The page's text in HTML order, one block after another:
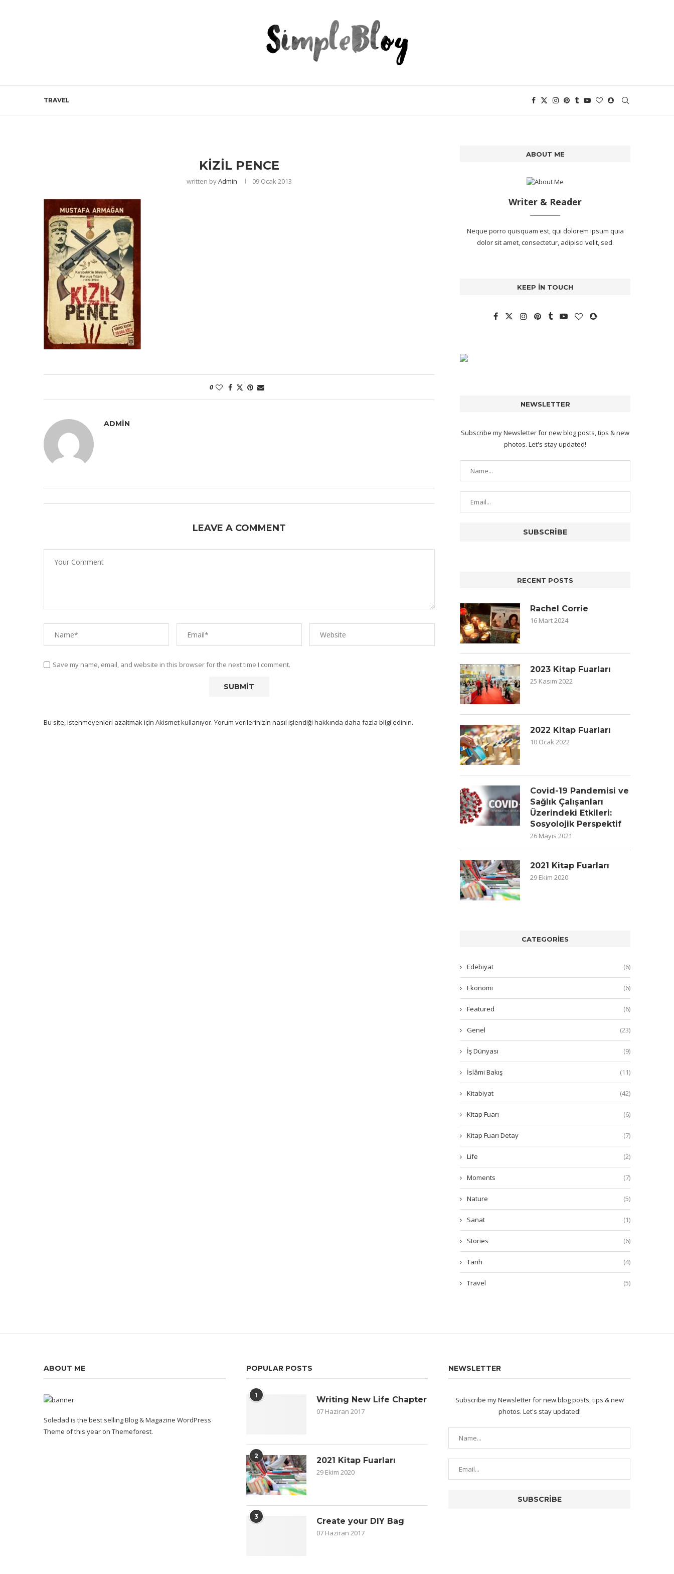
TRAVEL
KIZIL PENCE
written byAdmin 09 Ocak 2013
0
ADMIN
LEAVE A COMMENT
Save my name, email, and website in this browser for the next time I comment.
Bu site, istenmeyenleri azaltmak için Akismet kullanıyor. Yorum verilerinizin nasıl işlendiği hakkında daha fazla bilgi edinin.
ABOUT ME
Writer & Reader
Neque porro quisquam est, qui dolorem ipsum quia
dolor sit amet, consectetur, adipisci velit, sed.
KEEP IN TOUCH
NEWSLETTER
Subscribe my Newsletter for new blog posts, tips & new
photos. Let's stay updated!
RECENT POSTS
Rachel Corrie
16 Mart 2024
2023 Kitap Fuarları
25 Kasım 2022
2022 Kitap Fuarları
10 Ocak 2022
Covid-19 Pandemisi ve
Sağlık Çalışanları
Üzerindeki Etkileri:
Sosyolojik Perspektif
26 Mayıs 2021
2021 Kitap Fuarları
29 Ekim 2020
CATEGORIES
Edebiyat (6)
Ekonomi (6)
Featured (6)
Genel (23)
İş Dünyası (9)
İslâmi Bakış (11)
Kitabiyat (42)
Kitap Fuarı (6)
Kitap Fuarı Detay (7)
Life (2)
Moments (7)
Nature (5)
Sanat (1)
Stories (6)
Tarih (4)
Travel (5)
ABOUT ME
Soledad is the best selling Blog & Magazine WordPress
Theme of this year on Themeforest.
POPULAR POSTS
1 Writing New Life Chapter
07 Haziran 2017
2 2021 Kitap Fuarları
29 Ekim 2020
3 Create your DIY Bag
07 Haziran 2017
NEWSLETTER
Subscribe my Newsletter for new blog posts, tips & new
photos. Let's stay updated!